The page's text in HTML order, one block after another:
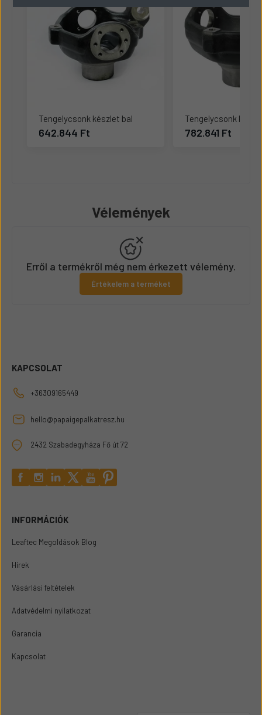
Tengelycsonk készlet bal
642.844 Ft
Tengelycsonk
782.841 Ft
Vélemények
Erről a termékről még nem érkezett vélemény.
Értékelem a terméket
KAPCSOLAT
+36309165449
hello@papaigepalkatresz.hu
2432 Szabadegyháza Fő út 72
INFORMÁCIÓK
Leaftec Megoldások Blog
Hírek
Vásárlási feltételek
Adatvédelmi nyilatkozat
Garancia
Kapcsolat